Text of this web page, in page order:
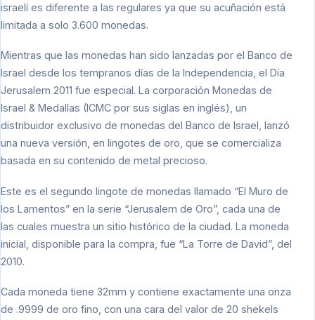
israelí es diferente a las regulares ya que su acuñación está
limitada a solo 3.600 monedas.
Mientras que las monedas han sido lanzadas por el Banco de
Israel desde los tempranos días de la Independencia, el Día
Jerusalem 2011 fue especial. La corporación Monedas de
Israel & Medallas (ICMC por sus siglas en inglés), un
distribuidor exclusivo de monedas del Banco de Israel, lanzó
una nueva versión, en lingotes de oro, que se comercializa
basada en su contenido de metal precioso.
Este es el segundo lingote de monedas llamado “El Muro de
los Lamentos” en la serie “Jerusalem de Oro”, cada una de
las cuales muestra un sitio histórico de la ciudad. La moneda
inicial, disponible para la compra, fue “La Torre de David”, del
2010.
Cada moneda tiene 32mm y contiene exactamente una onza
de .9999 de oro fino, con una cara del valor de 20 shekels